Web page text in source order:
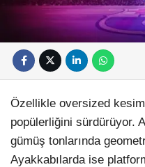
Özellikle oversized
popülerliğini sürdürüyor.
gümüş tonlarında
Ayakkabılarda ise